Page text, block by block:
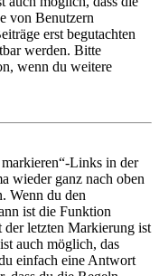
von Benutzern
erst begutachten
werden. Bitte
wenn du weitere
Links in der
wieder ganz nach oben
Wenn du den
ist die Funktion
der letzten Markierung ist
auch möglich, das
einfach eine Antwort